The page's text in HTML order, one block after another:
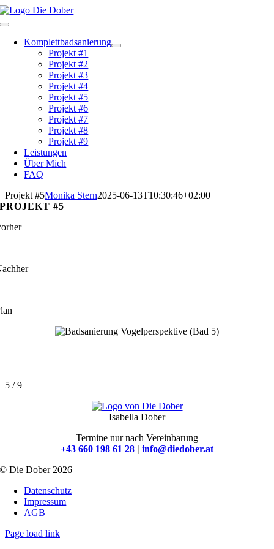
Zum
Inhalt
Toggle
NavigationKomplettbadsanierung
Projekt #1
Projekt #2
Projekt #3
Projekt #4
Projekt #5
Projekt #6
Projekt #7
Projekt #8
Projekt #9
Leistungen
Über Mich
FAQ
Projekt #5Monika Stern2025-06-13T10:30:46+02:00
PROJEKT #5
5 / 9
Isabella Dober
Termine nur nach Vereinbarung
+43 660 198 61 28 | info@diedober.at
© Die Dober 2026
Datenschutz
Impressum
AGB
Page load link